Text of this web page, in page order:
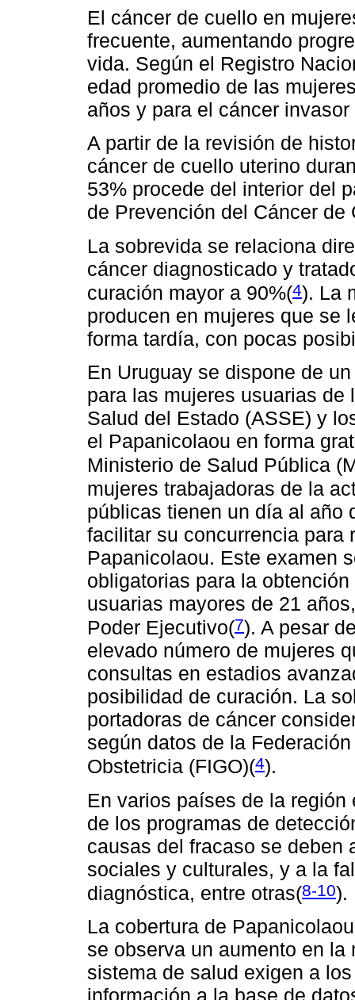
El cáncer de cuello en
frecuente, aumentando
vida. Según el Registro
edad promedio de las
años y para el cáncer
A partir de la revisión de
cáncer de cuello uterino
53% procede del interior del
de Prevención del Cáncer de
La sobrevida se relaciona
cáncer diagnosticado y
curación mayor a 90%(4). La
producen en mujeres que se
forma tardía, con pocas
En Uruguay se dispone de
para las mujeres usuarias
Salud del Estado (ASSE) y
el Papanicolaou en forma
Ministerio de Salud Pública
mujeres trabajadoras de la
públicas tienen un día al año
facilitar su concurrencia para
Papanicolaou. Este examen
obligatorias para la
usuarias mayores de 21
Poder Ejecutivo(7). A pesar
elevado número de mujeres
consultas en estadios
posibilidad de curación. La
portadoras de cáncer
según datos de la
Obstetricia (FIGO)(4).
En varios países de la
de los programas de
causas del fracaso se deben
sociales y culturales, y a la
diagnóstica, entre otras(8-10).
La cobertura de
se observa un aumento en
sistema de salud exigen a
información a la base de